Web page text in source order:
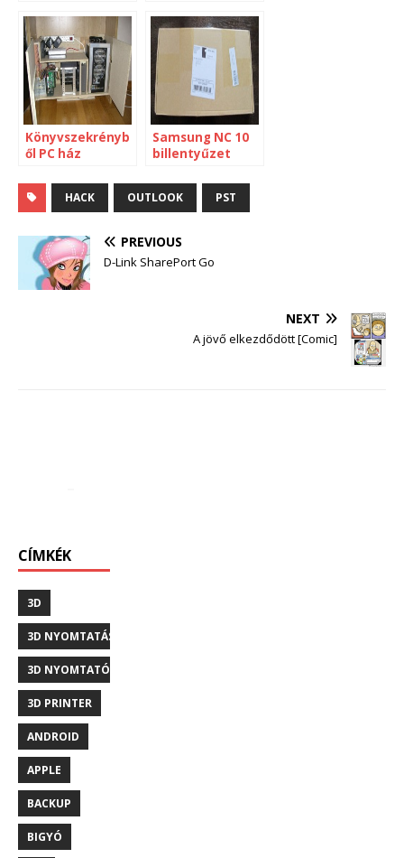
Könyvszekrényb
ől PC ház
Samsung NC 10
billentyűzet
HACK OUTLOOK PST
PREVIOUS
D-Link SharePort Go
NEXT
A jövő elkezdődött [Comic]
CÍMKÉK
3D
3D NYOMTATÁS
3D NYOMTATÓ
3D PRINTER
ANDROID
APPLE
BACKUP
BIGYÓ